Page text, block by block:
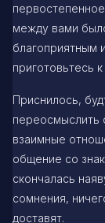
между вами
благоприятным
приготовьтесь
Приснилось,
переосмыслить
взаимные
общение со
скончалась
сомнения,
доставят.